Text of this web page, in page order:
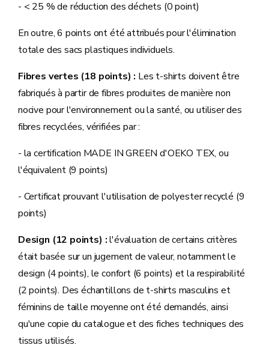
- < 25 % de réduction des déchets (0 point)
En outre, 6 points ont été attribués pour l'élimination
totale des sacs plastiques individuels.
Fibres vertes (18 points) : Les t-shirts doivent être
fabriqués à partir de fibres produites de manière non
nocive pour l'environnement ou la santé, ou utiliser des
fibres recyclées, vérifiées par :
- la certification MADE IN GREEN d'OEKO TEX, ou
l'équivalent (9 points)
- Certificat prouvant l'utilisation de polyester recyclé (9
points)
Design (12 points) :l'évaluation de certains critères
était basée sur un jugement de valeur, notamment le
design (4 points), le confort (6 points) et la respirabilité
(2 points). Des échantillons de t-shirts masculins et
féminins de taille moyenne ont été demandés, ainsi
qu'une copie du catalogue et des fiches techniques des
tissus utilisés.